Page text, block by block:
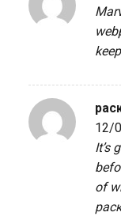
12/
It’s
of